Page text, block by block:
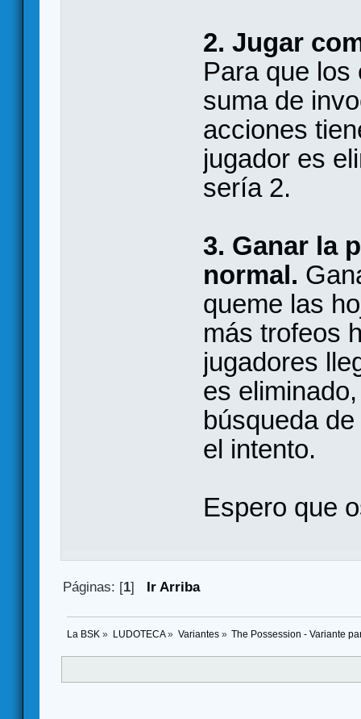
2. Jugar
Para que los
suma de
acciones
jugador es
sería 2.
3. Ganar la
normal.
queme las
más trofeos
jugadores
es
búsqueda
el intento.
Espero que
Páginas: [1] Ir Arriba
La BSK » LUDOTECA» Variantes» The Possession - Variante